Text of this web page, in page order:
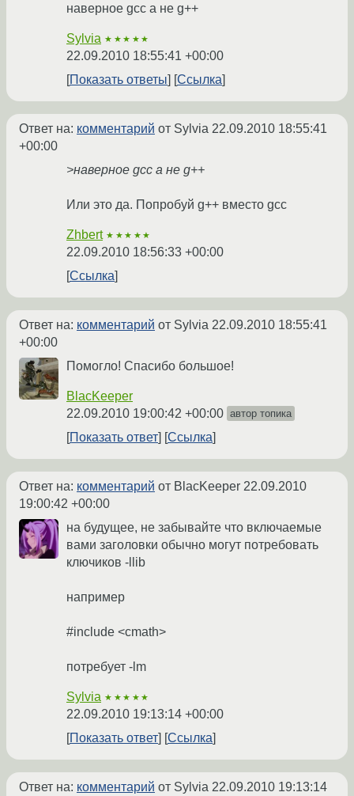
наверное gcc а не g++
Sylvia ★★★★★
22.09.2010 18:55:41 +00:00
Показать ответы
Ссылка
Ответ на: комментарий от Sylvia 22.09.2010 18:55:41
+00:00
>наверное gcc а не g++
Или это да. Попробуй g++ вместо gcc
Zhbert ★★★★★
22.09.2010 18:56:33 +00:00
Ссылка
Ответ на: комментарий от Sylvia 22.09.2010 18:55:41
+00:00
Помогло! Спасибо большое!
BlacKeeper
22.09.2010 19:00:42 +00:00 автор топика
Показать ответ Ссылка
Ответ на: комментарий от BlacKeeper 22.09.2010
19:00:42 +00:00
на будущее, не забывайте что включаемые
вами заголовки обычно могут потребовать
ключиков -llib
например
#include <cmath>
потребует -lm
Sylvia ★★★★★
22.09.2010 19:13:14 +00:00
Показать ответ
Ссылка
Ответ на: комментарий от Sylvia 22.09.2010 19:13:14